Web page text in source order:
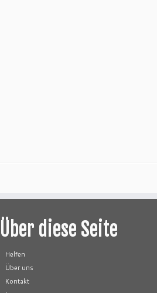
Über diese Seite
Helfen
Über uns
Kontakt